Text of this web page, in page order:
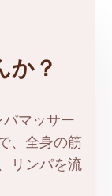
か？
マッサー
、全身の筋
リンパを流